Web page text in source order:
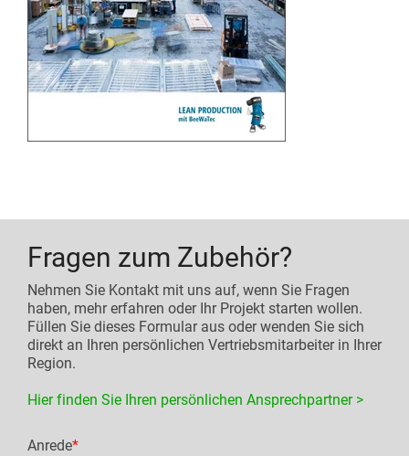
Fragen zum Zubehör?
Nehmen Sie Kontakt mit uns auf, wenn Sie Fragen
haben, mehr erfahren oder Ihr Projekt starten wollen.
Füllen Sie dieses Formular aus oder wenden Sie sich
direkt an Ihren persönlichen Vertriebsmitarbeiter in Ihrer
Region.
Hier finden Sie Ihren persönlichen Ansprechpartner >
Anrede*